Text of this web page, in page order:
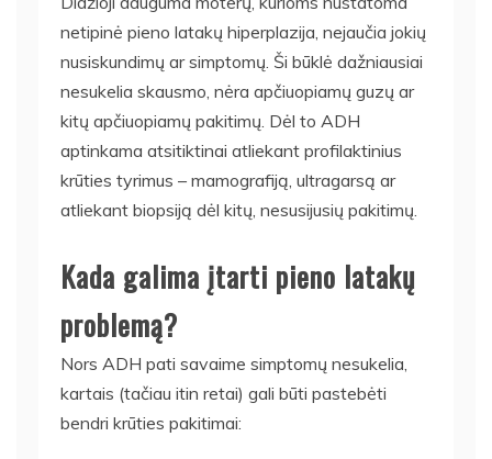
netipinė pieno latakų hiperplazija, nejaučia jokių
nusiskundimų ar simptomų. Ši būklė dažniausiai
nesukelia skausmo, nėra apčiuopiamų guzų ar
kitų apčiuopiamų pakitimų. Dėl to ADH
aptinkama atsitiktinai atliekant profilaktinius
krūties tyrimus – mamografiją, ultragarsą ar
atliekant biopsiją dėl kitų, nesusijusių pakitimų.
Kada galima įtarti pieno latakų
problemą?
Nors ADH pati savaime simptomų nesukelia,
kartais (tačiau itin retai) gali būti pastebėti
bendri krūties pakitimai: